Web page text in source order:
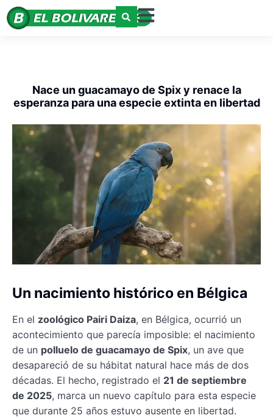
Nace un guacamayo de Spix y renace la
esperanza para una especie extinta en libertad
Un nacimiento histórico en Bélgica
En el zoológico Pairi Daiza, en Bélgica, ocurrió un
acontecimiento que parecía imposible: el nacimiento
de un polluelo de guacamayo de Spix, un ave que
desapareció de su hábitat natural hace más de dos
décadas. El hecho, registrado el 21 de septiembre
de 2025, marca un nuevo capítulo para esta especie
que durante 25 años estuvo ausente en libertad.